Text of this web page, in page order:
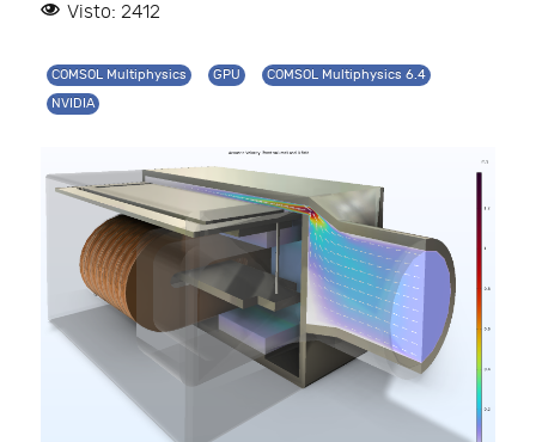
Visto: 2412
COMSOL Multiphysics GPU
COMSOL Multiphysics 6.4
NVIDIA